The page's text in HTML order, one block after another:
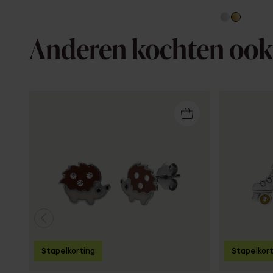
Anderen kochten ook
Stapelkorting